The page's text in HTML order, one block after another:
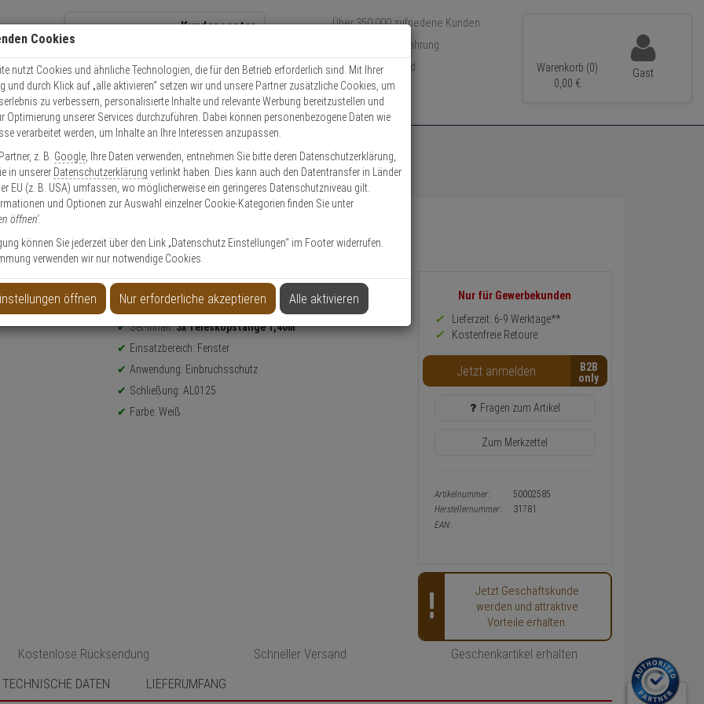
Kundencenter
Kontaktservice nutzen
Mo. - Do.: 8:00 - 16:30 Fr. 8:00 - 14:00 Uhr
Über 350.000 zufriedene Kunden
Über 15 Jahre Erfahrung
Schneller Versand
Warenkorb (0)
0, 00 €
Gast
3er ABUS Tele-Z 140 W AL0125 Teleskopstange weiß
weiß
Produktinformationen
Sicherheitslevel: 8
TELESKOPSTANGEN-SET - Modell: Tele-Z
Set-Inhalt:3x Teleskopstange 1,40m
Einsatzbereich: Fenster
Anwendung: Einbruchsschutz
Schließung: AL0125
Farbe: Weiß
Informationen
Preis,
Verfügbakeit
Warenkorb-
oder
Konfigurieren-
Nur für Gewerbekunden
Lieferzeit: 6-9 Werktage**
Kostenfreie Retoure
Jetzt anmelden B2B
Fragen zum Artikel
Zum Merkzettel
Artikelnummer:
50002585
Herstellernummer:
31781
EAN:
Jetzt Geschäftskunde
werden und attraktive
Vorteile erhalten.
Kostenlose Rücksendung Schneller Versand
Geschenkartikel erhalten
TECHNISCHE DATEN LIEFERUMFANG
Cookies
nutzt Cookies und ähnliche Technologien, die für den Betrieb erforderlich sind. Mit Ihrer
und durch Klick auf „alle aktivieren“ setzen wir und unsere Partner zusätzliche Cookies, um
zu verbessern, personalisierte Inhalte und relevante Werbung bereitzustellen und
Optimierung unserer Services durchzuführen. Dabei können personenbezogene Daten wie
verarbeitet werden, um Inhalte an Ihre Interessen anzupassen.
z. B. Google , Ihre Daten verwenden, entnehmen Sie bitte deren Datenschutzerklärung,
in unserer Datenschutzerklärung verlinkt haben. Dies kann auch den Datentransfer in Länder
EU (z. B. USA) umfassen, wo möglicherweise ein geringeres Datenschutzniveau gilt.
und Optionen zur Auswahl einzelner Cookie-Kategorien finden Sie unter
öffnen'.
können Sie jederzeit über den Link „Datenschutz Einstellungen“ im Footer widerrufen.
verwenden wir nur notwendige Cookies.
öffnen Nur erforderliche akzeptieren Alle aktivieren